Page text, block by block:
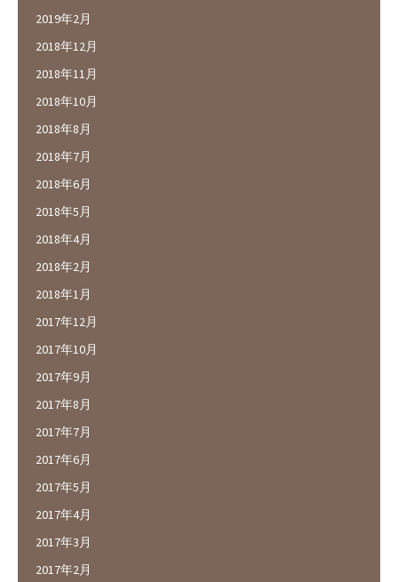
2019年2月
2018年12月
2018年11月
2018年10月
2018年8月
2018年7月
2018年6月
2018年5月
2018年4月
2018年2月
2018年1月
2017年12月
2017年10月
2017年9月
2017年8月
2017年7月
2017年6月
2017年5月
2017年4月
2017年3月
2017年2月